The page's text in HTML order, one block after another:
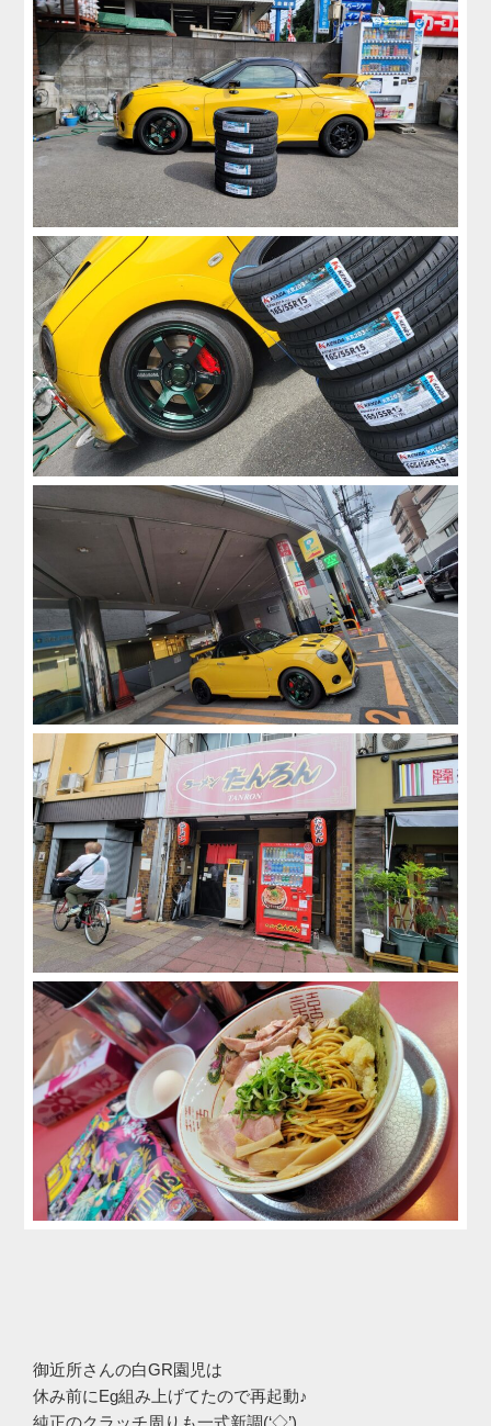
御近所さんの白GR園児は
休み前にEg組み上げてたので再起動♪
純正のクラッチ周りも一式新調(‘◇’)ゞ